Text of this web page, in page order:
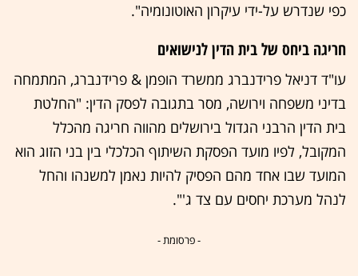
כפי שנדרש על-ידי עיקרון האוטונומיה".
חריגה ביחס של בית הדין לנישואים
עו"ד דניאל פרידנברג ממשרד הופמן & פרידנברג, המתמחה
בדיני משפחה וירושה, מסר בתגובה לפסק הדין: "החלטת
בית הדין הרבני הגדול בירושלים מהווה חריגה מהכלל
המקובל, לפיו מועד הפסקת השיתוף הכלכלי בין בני הזוג הוא
המועד שבו אחד מהם הפסיק להיות נאמן למשנהו והחל
לנהל מערכת יחסים עם צד ג'".
- פרסומת -